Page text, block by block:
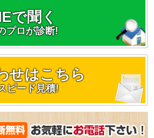
で聞く
プロが診断!
せはこちら
ピード見積!